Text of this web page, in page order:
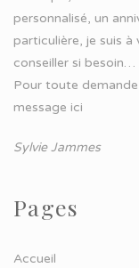
personnalisé, un
particulière, je suis
conseiller si besoin…
Pour toute demande
message ici
Sylvie Jammes
Pages
Accueil